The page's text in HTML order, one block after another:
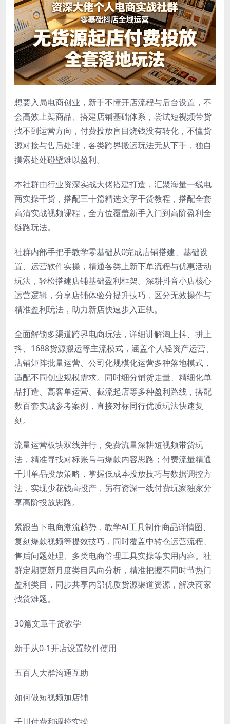
想要入局电商创业，新手不懂开店流程与后台设置，不
会高效上架商品、搭建店铺基础体系，尝试短视频带货
找不到运营方向，付费投放盲目烧钱没有转化，不懂货
源对接与售后处理，各类跨界搬运玩法无从下手，独自
摸索处处碰壁难以盈利。
本社群由行业资深实战大佬搭建打造，汇聚海量一线电
商实操干货，搭配三十篇精选文字干货教程，搭配全套
高清实战视频课程，全方位覆盖新手入门到高阶盈利全
链路玩法。
社群内部手把手教学零基础从0完成店铺搭建、基础设
置、运营软件实操，精通各类上新下单流程与优惠活动
玩法，轻松搭建店铺基础盈利框架。深耕抖音小店核心
运营逻辑，分享店铺体验分提升技巧，区分无效操作与
精准盈利玩法，助力新店快速步入正轨。
全面解锁多渠道跨界电商玩法，详细讲解淘上抖、拼上
抖、1688货源搬运等主流模式，涵盖个人轻资产运营、
店铺矩阵批量运营、公司化规模化运营多种落地模式，
适配不同创业规模需求。同时细分铺货走量、精细化单
品打造、高客单运营、截流起店等多种盈利路线，搭配
数百套实战参考案例，直接对标同行优质玩法快速复
刻。
流量运营板块双线并行，免费流量深耕短视频带货玩
法，精准寻找对标账号与爆款内容思路；付费流量精通
千川单品投放策略，掌握低成本投放技巧与数据调控方
法，实现少花钱高投产，另有资深一线付费玩家独家分
享高阶投放思路。
紧跟当下电商潮流趋势，教学AI工具制作商品详情图、
复刻爆款视频等提效技巧，同时覆盖中转仓运营流程、
售后问题处理、多类电商管理工具实操等实用内容。社
群定期更新月度类目风向分析，精准把握不同时节热门
盈利类目，同步共享内部优质货源渠道资源，解决商家
找货难题。
30篇文章干货教学
新手从0-1开店设置软件使用
五百人大群沟通互助
如何做短视频加店铺